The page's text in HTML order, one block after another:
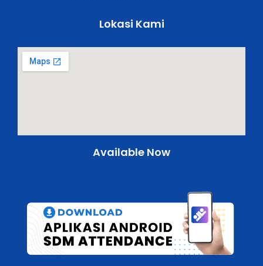
Lokasi Kami
Available Now